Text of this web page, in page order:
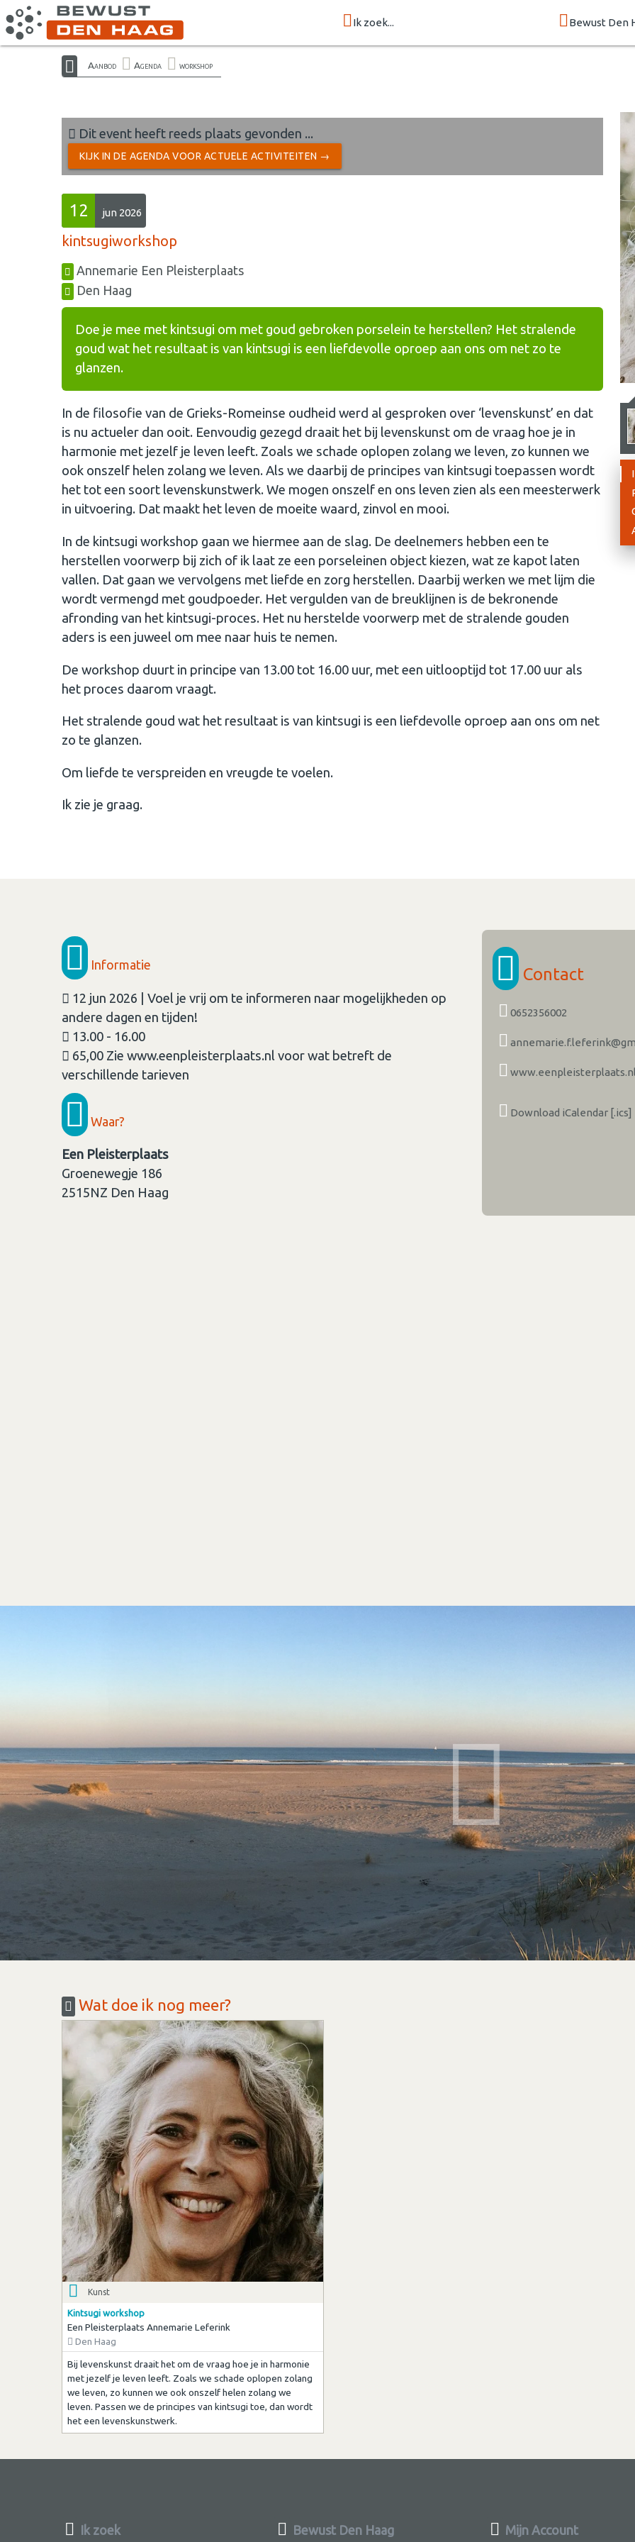
Ik zoek... Bewust Den
Aanbod Agenda workshop
Dit event heeft reeds plaats gevonden ...
KIJK IN DE AGENDA VOOR ACTUELE ACTIVITEITEN →
12 jun 2026
kintsugiworkshop
Annemarie Een Pleisterplaats
Den Haag
Doe je mee met kintsugi om met goud gebroken porselein te herstellen? Het stralende
goud wat het resultaat is van kintsugi is een liefdevolle oproep aan ons om net zo te
glanzen.
In de filosofie van de Grieks-Romeinse oudheid werd al gesproken over ‘levenskunst’ en dat
is nu actueler dan ooit. Eenvoudig gezegd draait het bij levenskunst om de vraag hoe je in
harmonie met jezelf je leven leeft. Zoals we schade oplopen zolang we leven, zo kunnen we
ook onszelf helen zolang we leven. Als we daarbij de principes van kintsugi toepassen wordt
het tot een soort levenskunstwerk. We mogen onszelf en ons leven zien als een meesterwerk
in uitvoering. Dat maakt het leven de moeite waard, zinvol en mooi.
In de kintsugi workshop gaan we hiermee aan de slag. De deelnemers hebben een te
herstellen voorwerp bij zich of ik laat ze een porseleinen object kiezen, wat ze kapot laten
vallen. Dat gaan we vervolgens met liefde en zorg herstellen. Daarbij werken we met lijm die
wordt vermengd met goudpoeder. Het vergulden van de breuklijnen is de bekronende
afronding van het kintsugi-proces. Het nu herstelde voorwerp met de stralende gouden
aders is een juweel om mee naar huis te nemen.
De workshop duurt in principe van 13.00 tot 16.00 uur, met een uitlooptijd tot 17.00 uur als
het proces daarom vraagt.
Het stralende goud wat het resultaat is van kintsugi is een liefdevolle oproep aan ons om net
zo te glanzen.
Om liefde te verspreiden en vreugde te voelen.
Ik zie je graag.
Informatie
12 jun 2026 | Voel je vrij om te informeren naar mogelijkheden op
andere dagen en tijden!
13.00 - 16.00
65,00 Zie www.eenpleisterplaats.nl voor wat betreft de
verschillende tarieven
Waar?
Een Pleisterplaats
Groenewegje 186
2515NZ Den Haag
Contact
0652356002
www.eenpleisterplaats.nl
Download iCalendar [.ics]
Wat doe ik nog meer?
Kunst
Kintsugi workshop
Een Pleisterplaats Annemarie Leferink
Den Haag
Bij levenskunst draait het om de vraag hoe je in harmonie
met jezelf je leven leeft. Zoals we schade oplopen zolang
we leven, zo kunnen we ook onszelf helen zolang we
leven. Passen we de principes van kintsugi toe, dan wordt
het een levenskunstwerk.
Ik zoek Bewust Den Haag Mijn Account